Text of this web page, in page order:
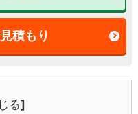
積もり
る]